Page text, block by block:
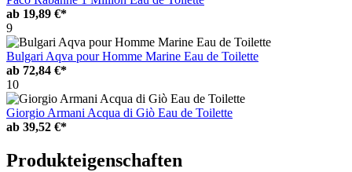
ab 19,89 €*
9
Bulgari Aqva pour Homme Marine Eau de Toilette
ab 72,84 €*
10
Giorgio Armani Acqua di Giò Eau de Toilette
ab 39,52 €*
Produkteigenschaften